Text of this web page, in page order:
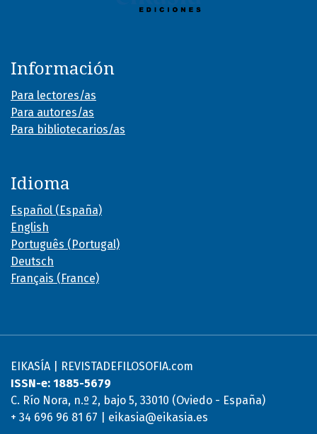
Información
Para lectores/as
Para autores/as
Para bibliotecarios/as
Idioma
Español (España)
English
Português (Portugal)
Deutsch
Français (France)
EIKASÍA | REVISTADEFILOSOFIA.com
ISSN-e: 1885-5679
C. Río Nora, n.º 2, bajo 5, 33010 (Oviedo - España)
+ 34 696 96 81 67 | eikasia@eikasia.es